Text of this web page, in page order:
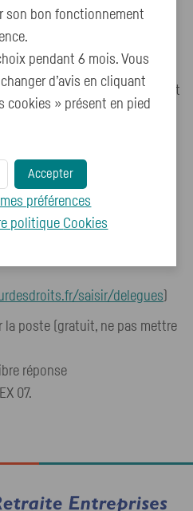
dans le cas suivant :
du site internet un défaut
d'accéder à un contenu
et vous n'avez pas obtenu
des droits
saisir/delegues
la poste (gratuit, ne pas mettre
réponse
07.
son bon fonctionnement
pendant 6 mois. Vous
d’avis en cliquant
cookies » présent en pied
Accepter
préférences
politique Cookies